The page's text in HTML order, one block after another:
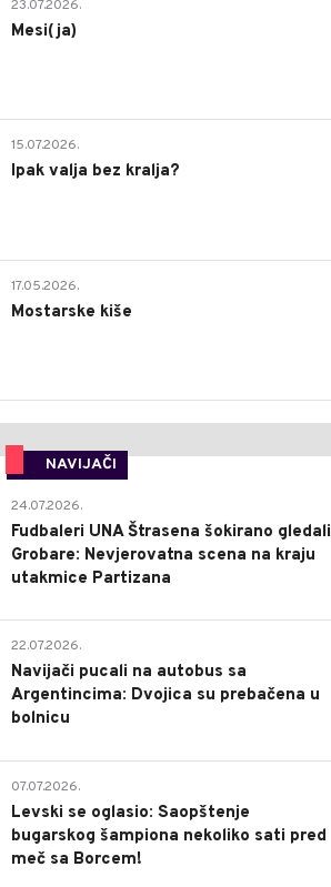
23.07.2026.
Mesi(ja)
15.07.2026.
Ipak valja bez kralja?
17.05.2026.
Mostarske kiše
NAVIJAČI
24.07.2026.
Fudbaleri UNA Štrasena šokirano gledali
Grobare: Nevjerovatna scena na kraju
utakmice Partizana
22.07.2026.
Navijači pucali na autobus sa
Argentincima: Dvojica su prebačena u
bolnicu
07.07.2026.
Levski se oglasio: Saopštenje
bugarskog šampiona nekoliko sati pred
meč sa Borcem!